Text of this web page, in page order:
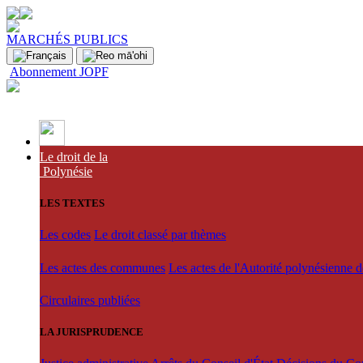
MARCHÉS PUBLICS
Abonnement JOPF
Le droit de la
Polynésie
LES TEXTES
Les codes Le droit classé par thèmes
Les actes des communes Les actes de l'Autorité polynésienne
Circulaires publiées
LA JURISPRUDENCE